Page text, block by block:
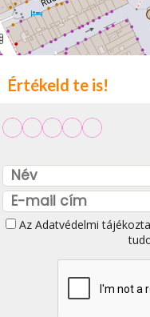
Értékeld te is!
Az Adatvédelmi